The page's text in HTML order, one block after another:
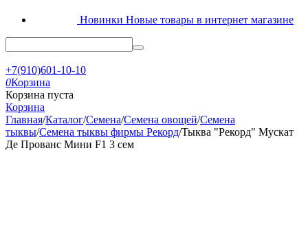
Новинки Новые товары в интернет магазине
+7(910)601-10-10
0Корзина
Корзина пуста
Корзина
Главная/Каталог/Семена/Семена овощей/Семена
тыквы/Семена тыквы фирмы Рекорд/Тыква "Рекорд" Мускат
Де Прованс Мини F1 3 сем